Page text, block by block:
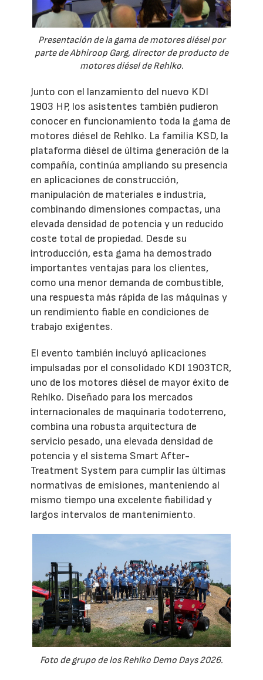
Presentación de la gama de motores diésel por
parte de Abhiroop Garg, director de producto de
motores diésel de Rehlko.
Junto con el lanzamiento del nuevo KDI
1903 HP, los asistentes también pudieron
conocer en funcionamiento toda la gama de
motores diésel de Rehlko. La familia KSD, la
plataforma diésel de última generación de la
compañía, continúa ampliando su presencia
en aplicaciones de construcción,
manipulación de materiales e industria,
combinando dimensiones compactas, una
elevada densidad de potencia y un reducido
coste total de propiedad. Desde su
introducción, esta gama ha demostrado
importantes ventajas para los clientes,
como una menor demanda de combustible,
una respuesta más rápida de las máquinas y
un rendimiento fiable en condiciones de
trabajo exigentes.
El evento también incluyó aplicaciones
impulsadas por el consolidado KDI 1903TCR,
uno de los motores diésel de mayor éxito de
Rehlko. Diseñado para los mercados
internacionales de maquinaria todoterreno,
combina una robusta arquitectura de
servicio pesado, una elevada densidad de
potencia y el sistema Smart After-
Treatment System para cumplir las últimas
normativas de emisiones, manteniendo al
mismo tiempo una excelente fiabilidad y
largos intervalos de mantenimiento.
Foto de grupo de los Rehlko Demo Days 2026.